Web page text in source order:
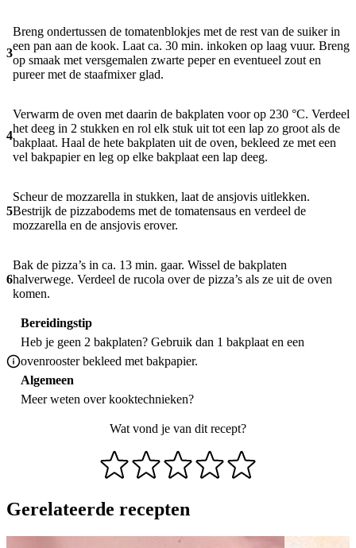
3
Breng ondertussen de tomatenblokjes met de rest van de suiker in
een pan aan de kook. Laat ca. 30 min. inkoken op laag vuur. Breng
op smaak met versgemalen zwarte peper en eventueel zout en
pureer met de staafmixer glad.
4
Verwarm de oven met daarin de bakplaten voor op 230 °C. Verdeel
het deeg in 2 stukken en rol elk stuk uit tot een lap zo groot als de
bakplaat. Haal de hete bakplaten uit de oven, bekleed ze met een
vel bakpapier en leg op elke bakplaat een lap deeg.
5
Scheur de mozzarella in stukken, laat de ansjovis uitlekken.
Bestrijk de pizzabodems met de tomatensaus en verdeel de
mozzarella en de ansjovis erover.
6
Bak de pizza’s in ca. 13 min. gaar. Wissel de bakplaten
halverwege. Verdeel de rucola over de pizza’s als ze uit de oven
komen.
Bereidingstip
Heb je geen 2 bakplaten? Gebruik dan 1 bakplaat en een
ovenrooster bekleed met bakpapier.
Algemeen
Meer weten overkooktechnieken?
Wat vond je van dit recept?
Gerelateerde recepten